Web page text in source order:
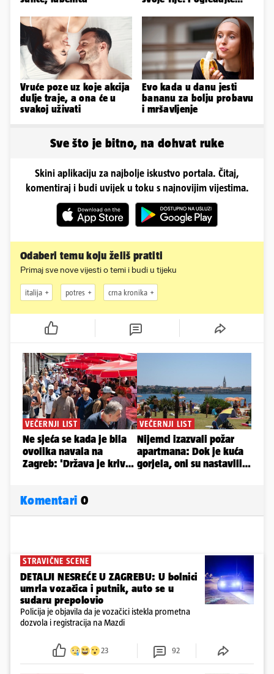
vjenčanje...
Vruće poze uz koje akcija
dulje traje, a ona će u
svakoj uživati
Evo kada u danu jesti
bananu za bolju probavu
i mršavljenje
Sve što je bitno, na dohvat ruke
Skini aplikaciju za najbolje iskustvo portala. Čitaj,
komentiraj i budi uvijek u toku s najnovijim vijestima.
Odaberi temu koju želiš pratiti
Primaj sve nove vijesti o temi i budi u tijeku
italija potres crna kronika
Komentari 0
STRAVIČNE SCENE
DETALJI NESREĆE U ZAGREBU: U bolnici
umrla vozačica i putnik, auto se u
sudaru prepolovio
Policija je objavila da je vozačici istekla prometna
dozvola i registracija na Mazdi
23 92